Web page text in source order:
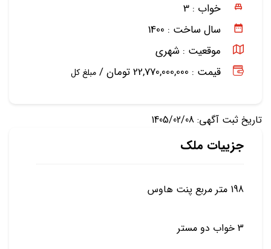
خواب : 3
سال ساخت : 1400
موقعیت : شهری
قیمت : 22,770,000,000 تومان /
مبلغ کل
تاریخ ثبت آگهی: 1405/02/08
جزییات ملک
198 متر مربع پنت هاوس
3 خواب دو مستر